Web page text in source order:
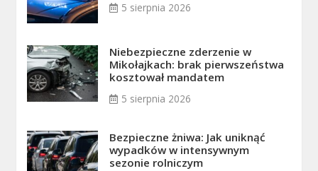
5 sierpnia 2026
Niebezpieczne zderzenie w
Mikołajkach: brak pierwszeństwa
kosztował mandatem
5 sierpnia 2026
Bezpieczne żniwa: Jak uniknąć
wypadków w intensywnym
sezonie rolniczym